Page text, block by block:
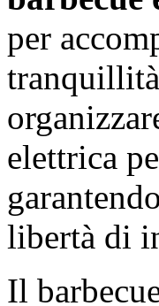
per
elettrica
libertà di
Il